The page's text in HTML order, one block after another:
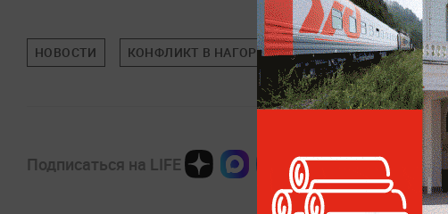
НОВОСТИ КОНФЛИКТ В НАГОРНОМ КАРАБАХЕ АРМЕНИЯ
Подписаться на LIFE